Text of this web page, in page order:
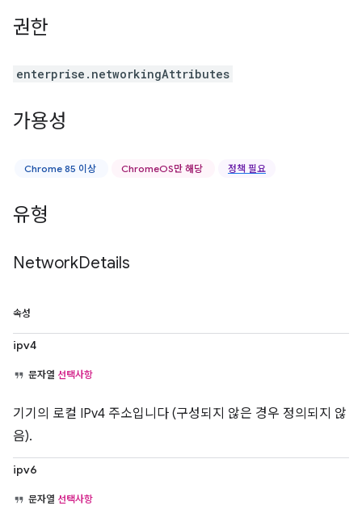
권한
enterprise.networkingAttributes
가용성
Chrome 85 이상 ChromeOS만 해당 정책 필요
유형
NetworkDetails
속성
ipv4
문자열 선택사항
기기의 로컬 IPv4 주소입니다 (구성되지 않은 경우 정의되지 않
음).
ipv6
문자열 선택사항